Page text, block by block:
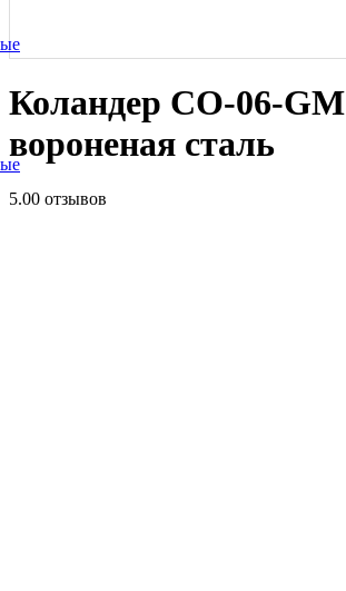
Коландер CO-06-GM
вороненая сталь
5.00 отзывов